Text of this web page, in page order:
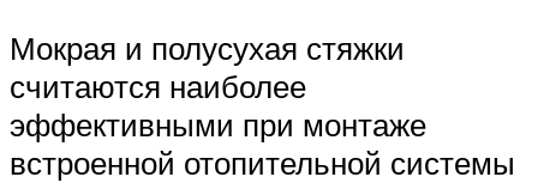
Мокрая и полусухая стяжки
считаются наиболее
эффективными при монтаже
встроенной отопительной системы